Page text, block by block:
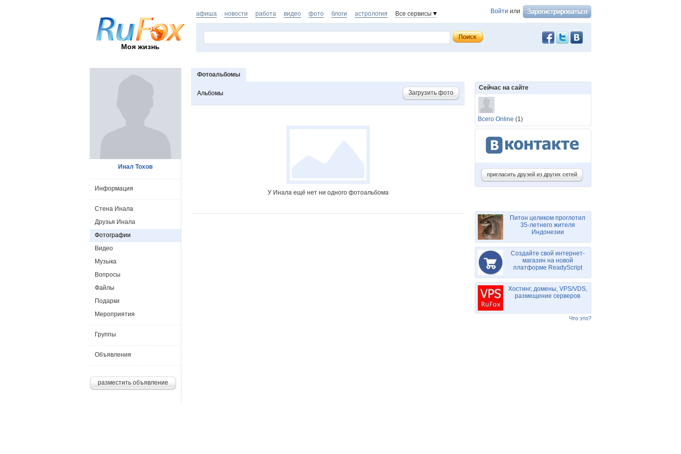
Моя жизнь
Войти или
афиша новости работа видео фото блоги астрология Все сервисы
Фотоальбомы
Альбомы Загрузить фото
У Инала ещё нет ни одного фотоальбома
Инал Тохов
Информация
Стена Инала
Друзья Инала
Фотографии
Видео
Музыка
Вопросы
Файлы
Подарки
Мероприятия
Группы
Объявления
разместить объявление
Сейчас на сайте
Всего Online (1)
пригласить друзей из других сетей
Питон целиком проглотил
35-летнего жителя
Индонезии
Создайте свой интернет-
магазин на новой
платформе ReadyScript
Хостинг, домены, VPS/VDS,
размещение серверов
Что это?